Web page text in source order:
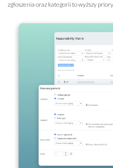
zgłoszenia oraz kategorii to wyższy